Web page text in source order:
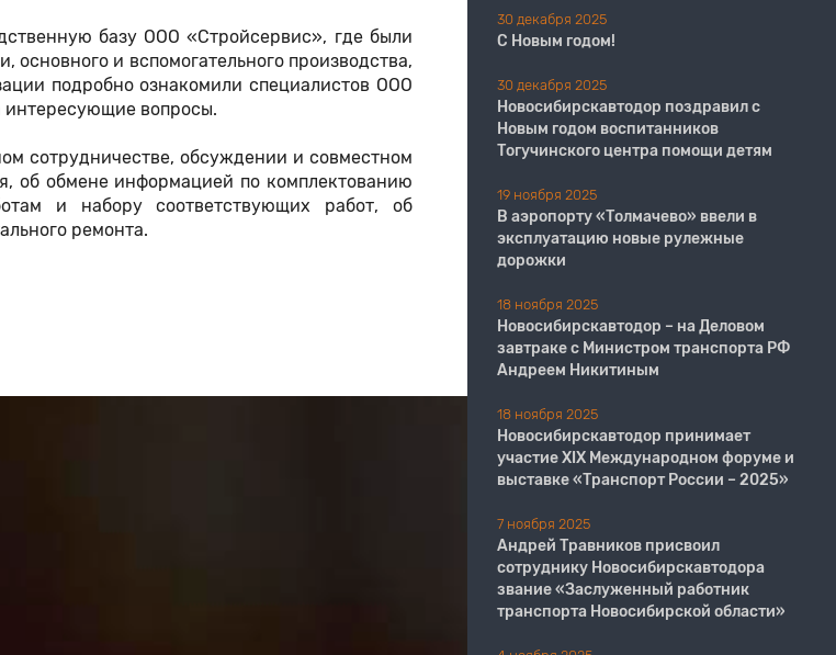
базу ООО «Стройсервис», где были
и вспомогательного производства,
подробно ознакомили специалистов ООО
интересующие вопросы.
сотрудничестве, обсуждении и совместном
об обмене информацией по комплектованию
и набору соответствующих работ, об
ремонта.
30 декабря 2025
С Новым годом!
30 декабря 2025
Новосибирскавтодор поздравил с
Новым годом воспитанников
Тогучинского центра помощи детям
19 ноября 2025
В аэропорту «Толмачево» ввели в
эксплуатацию новые рулежные
дорожки
18 ноября 2025
Новосибирскавтодор – на Деловом
завтраке с Министром транспорта РФ
Андреем Никитиным
18 ноября 2025
Новосибирскавтодор принимает
участие XIX Международном форуме и
выставке «Транспорт России – 2025»
7 ноября 2025
Андрей Травников присвоил
сотруднику Новосибирскавтодора
звание «Заслуженный работник
транспорта Новосибирской области»